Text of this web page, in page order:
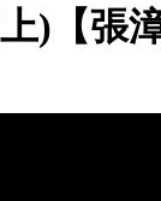
)【張